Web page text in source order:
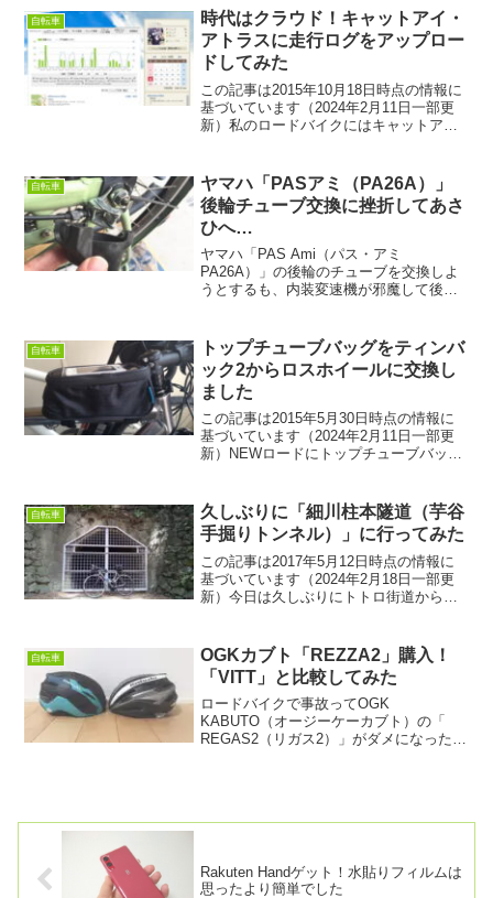
でとても快適です。
自転車
時代はクラウド！キャットアイ・
アトラスに走行ログをアップロー
ドしてみた
この記事は2015年10月18日時点の情報に
基づいています（2024年2月11日一部更
新）私のロードバイクにはキャットアイ
ドでスマホのアプリに走行ログを表示お
よ...
自転車
ヤマハ「PASアミ（PA26A）」
後輪チューブ交換に挫折してあさ
ひへ…
ヤマハ「PAS Ami（パス・アミ
PA26A）」の後輪のチューブを交換しよ
うとするも、内装変速機が邪魔して後輪
とにしました。しかし電チャリでも税込
3,480円しか費用が掛からないなら自分で
やるより良いかも。
自転車
トップチューブバッグをティンバ
ック2からロスホイールに交換し
ました
この記事は2015年5月30日時点の情報に
基づいています（2024年2月11日一部更
新）NEWロードにトップチューブバッグ
BOX M」（上写真）を取り付けること...
自転車
久しぶりに「細川柱本隧道（芋谷
手掘りトンネル）」に行ってみた
この記事は2017年5月12日時点の情報に
基づいています（2024年2月18日一部更
新）今日は久しぶりにトトロ街道から少
る橋本市の案内看板を見ていると、ふと
細川柱本隧道...
自転車
OGKカブト「REZZA2」購入！
「VITT」と比較してみた
ロードバイクで事故ってOGK
KABUTO（オージーケーカブト）の「
REGAS2（リガス2）」がダメになったの
Rakuten Handゲット！水貼りフィルムは
思ったより簡単でした